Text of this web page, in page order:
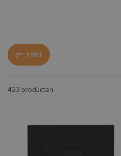
Filter
423 producten